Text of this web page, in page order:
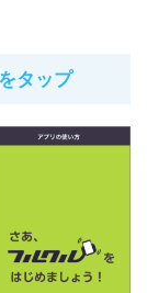
タップ